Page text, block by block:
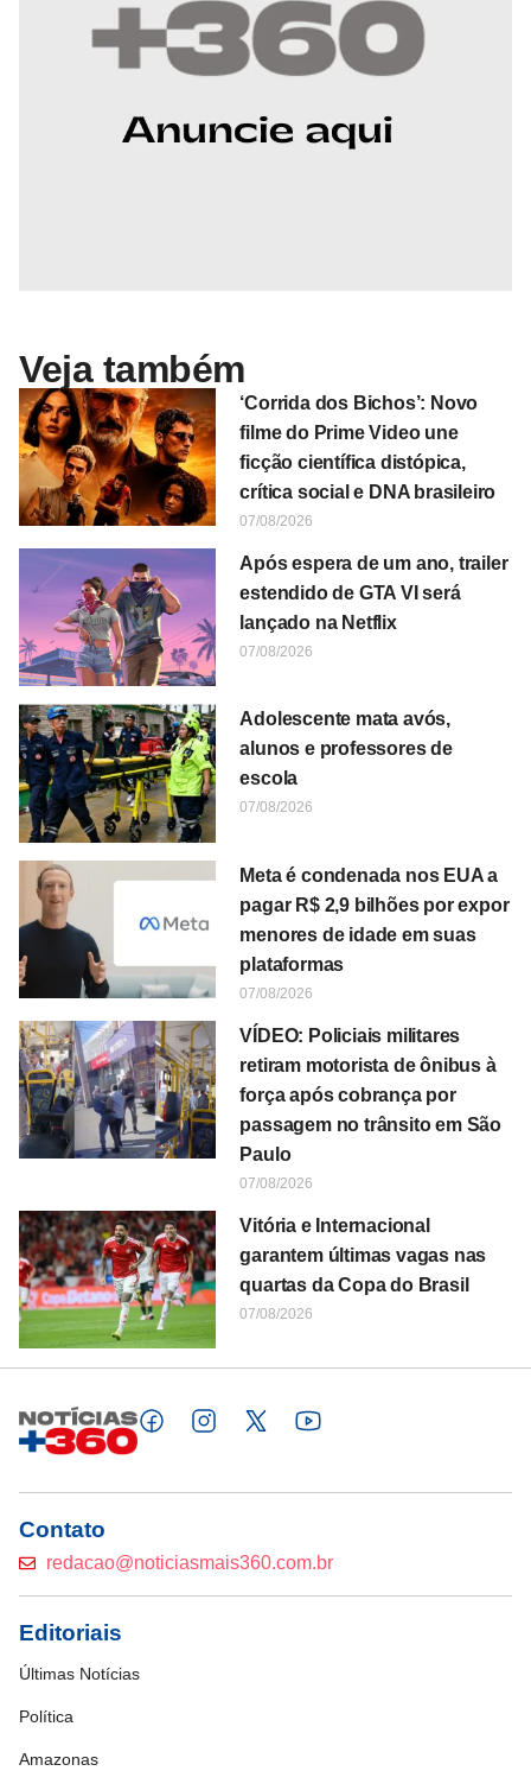
Veja também
‘Corrida dos Bichos’: Novo
filme do Prime Video une
ficção científica distópica,
crítica social e DNA brasileiro
07/08/2026
Após espera de um ano, trailer
estendido de GTA VI será
lançado na Netflix
07/08/2026
Adolescente mata avós,
alunos e professores de
escola
07/08/2026
Meta é condenada nos EUA a
pagar R$ 2,9 bilhões por expor
menores de idade em suas
plataformas
07/08/2026
VÍDEO: Policiais militares
retiram motorista de ônibus à
força após cobrança por
passagem no trânsito em São
Paulo
07/08/2026
Vitória e Internacional
garantem últimas vagas nas
quartas da Copa do Brasil
07/08/2026
Contato
redacao@noticiasmais360.com.br
Editoriais
Últimas Notícias
Política
Amazonas